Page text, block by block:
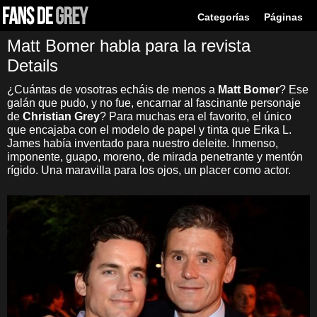
Categorías Páginas
Matt Bomer habla para la revista
Details
¿Cuántas de vosotras echáis de menos a Matt Bomer? Ese
galán que pudo, y no fue, encarnar al fascinante personaje
de Christian Grey? Para muchas era el favorito, el único
que encajaba con el modelo de papel y tinta que Erika L.
James había inventado para nuestro deleite. Inmenso,
imponente, guapo, moreno, de mirada penetrante y mentón
rígido. Una maravilla para los ojos, un placer como actor.